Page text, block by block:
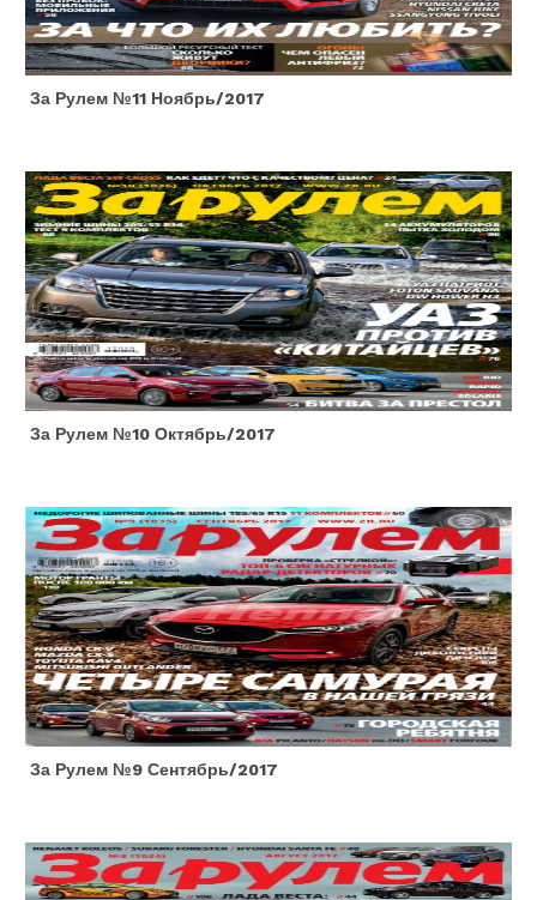
За Рулем №11 Ноябрь/2017
За Рулем №10 Октябрь/2017
За Рулем №9 Сентябрь/2017